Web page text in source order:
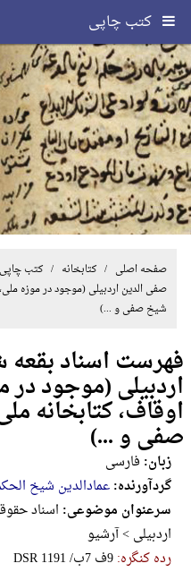
کتب چاپی
صفحه اصلی / کتابخانه /کتب چاپی
صفی الدین اردبیلی (موجود در موزه
شیخ صفی و ...)
فهرست اسناد
اردبیلی (موجود در
اوقاف، کتابخانه
صفی و ...)
زبان: فارسی
گردآورنده:عمادالدین شیخ
سرعنوان موضوعی: اسناد
اردبیلی > آرشیو
رده کنگره:‎D‎S‎R‎ ‎1‎1‎9‎1‎ ‎/‎ب‎7‎ ‎ف‎9